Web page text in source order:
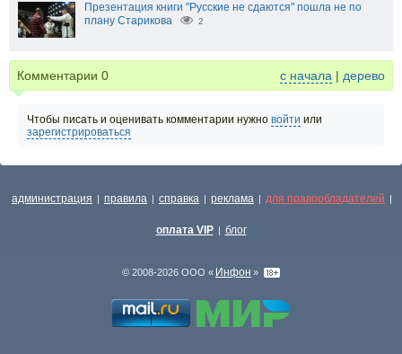
Презентация книги "Русские не сдаются" пошла не по
плану Старикова
2
Комментарии 0 с начала | дерево
Чтобы писать и оценивать комментарии нужно войти или
зарегистрироваться
администрация | правила | справка | реклама | для правообладателей |
оплата VIP | блог
© 2008-2026 ООО « Инфон »